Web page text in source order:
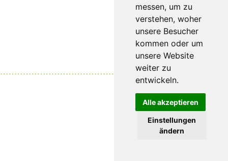
messen, um zu
verstehen, woher
unsere Besucher
kommen oder um
unsere Website
weiter zu
entwickeln.
Alle akzeptieren
Einstellungen
ändern
Datenschutz|